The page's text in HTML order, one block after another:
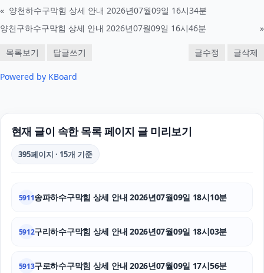
인스타그램 팔로워 구매
오렌지뱅크
종로하수구막힘
트립닷컴 할인코드
서초마약변호사
« 양천하수구막힘 상세 안내 2026년07월09일 16시34분
양천구하수구막힘 상세 안내 2026년07월09일 16시46분
»
목록보기 답글쓰기 글수정 글삭제
Powered by KBoard
현재 글이 속한 목록 페이지 글 미리보기
395페이지 · 15개 기준
5911송파하수구막힘 상세 안내 2026년07월09일 18시10분
5912구리하수구막힘 상세 안내 2026년07월09일 18시03분
5913구로하수구막힘 상세 안내 2026년07월09일 17시56분